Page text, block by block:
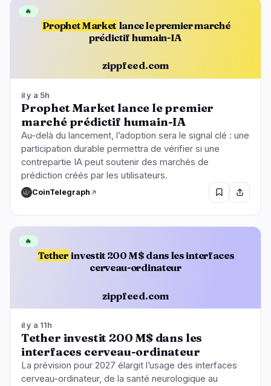
Prophet Market lance le premier marché
prédictif humain-IA
zippfeed.com
🔥
il y a 5h
Prophet Market lance le premier
marché prédictif humain-IA
Au-delà du lancement, l’adoption sera le signal clé : une
participation durable permettra de vérifier si une
contrepartie IA peut soutenir des marchés de
prédiction créés par les utilisateurs.
CoinTelegraph
Tether investit 200 M$ dans les interfaces
cerveau-ordinateur
zippfeed.com
🔥
il y a 11h
Tether investit 200 M$ dans les
interfaces cerveau-ordinateur
La prévision pour 2027 élargit l’usage des interfaces
cerveau-ordinateur, de la santé neurologique au